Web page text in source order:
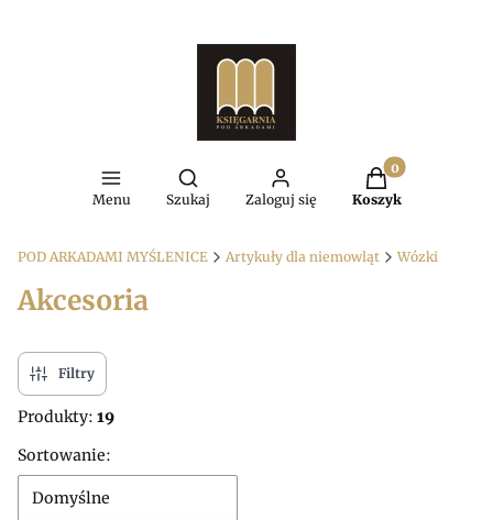
Menu
Otwórz wyszukiwarkę
Szukaj Zaloguj się
Produkty w
Koszyk
POD ARKADAMI MYŚLENICE Artykuły dla niemowląt Wózki
Akcesoria
Filtry
Produkty: 19
Lista produktów
Sortowanie:
Domyślne